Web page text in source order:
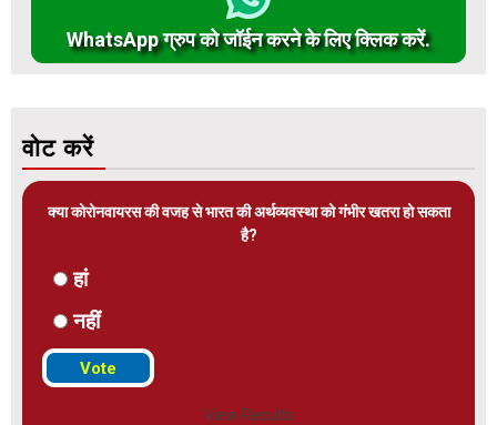
WhatsApp ग्रुप को जॉईन करने के लिए क्लिक करें.
वोट करें
क्या कोरोनवायरस की वजह से भारत की अर्थव्यवस्था को गंभीर खतरा हो सकता
है?
हां
नहीं
View Results